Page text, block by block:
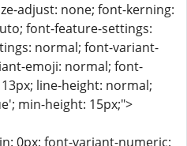
adjust: none; font-kerning:
font-feature-settings:
normal; font-variant-
emoji: normal; font-
line-height: normal;
min-height: 15px;">
0px; font-variant-numeric: